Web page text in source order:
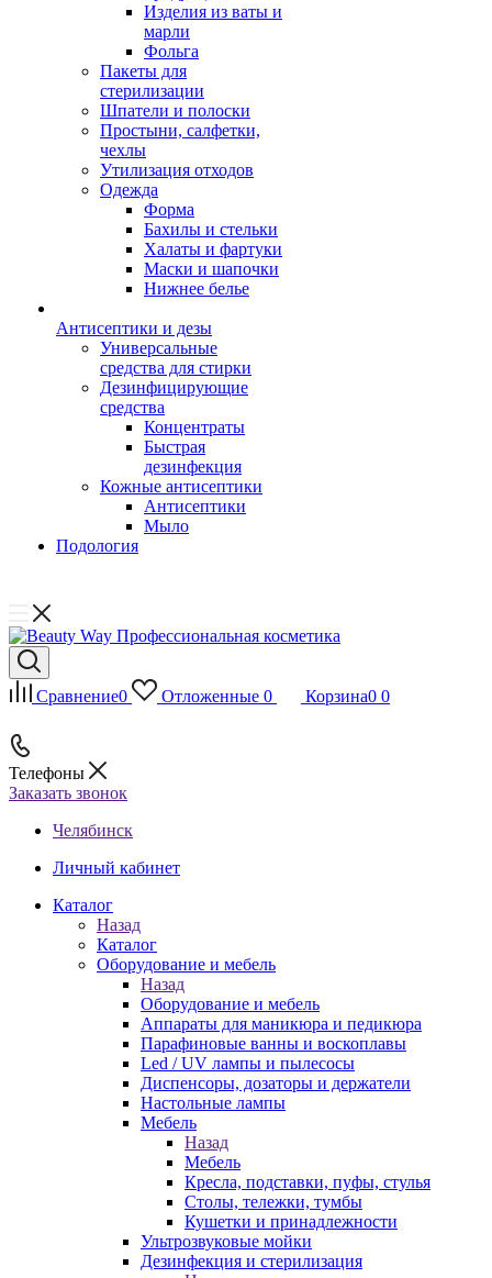
Изделия из ваты и
марли
Фольга
Пакеты для
стерилизации
Шпатели и полоски
Простыни, салфетки,
чехлы
Утилизация отходов
Одежда
Форма
Бахилы и стельки
Халаты и фартуки
Маски и шапочки
Нижнее белье
Антисептики и дезы
Универсальные
средства для стирки
Дезинфицирующие
средства
Концентраты
Быстрая
дезинфекция
Кожные антисептики
Антисептики
Мыло
Подология
Сравнение0 Отложенные 0 Корзина0 0
Телефоны
Заказать звонок
Челябинск
Личный кабинет
Каталог
Назад
Каталог
Оборудование и мебель
Назад
Оборудование и мебель
Аппараты для маникюра и педикюра
Парафиновые ванны и воскоплавы
Led / UV лампы и пылесосы
Диспенсоры, дозаторы и держатели
Настольные лампы
Мебель
Назад
Мебель
Кресла, подставки, пуфы, стулья
Столы, тележки, тумбы
Кушетки и принадлежности
Ультрозвуковые мойки
Дезинфекция и стерилизация